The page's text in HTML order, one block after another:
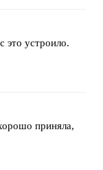
это устроило.
приняла,